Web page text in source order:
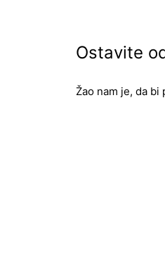
Ostavite
Žao nam je, da bi